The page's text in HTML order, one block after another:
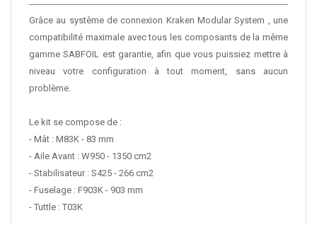
Grâce au système de connexion Kraken Modular System , une
compatibilité maximale avec tous les composants de la même
gamme SABFOIL est garantie, afin que vous puissiez mettre à
niveau votre configuration à tout moment, sans aucun
problème.
Le kit se compose de :
- Mât : M83K - 83 mm
- Aile Avant : W950 - 1350 cm2
- Stabilisateur : S425 - 266 cm2
- Fuselage : F903K - 903 mm
- Tuttle : T03K